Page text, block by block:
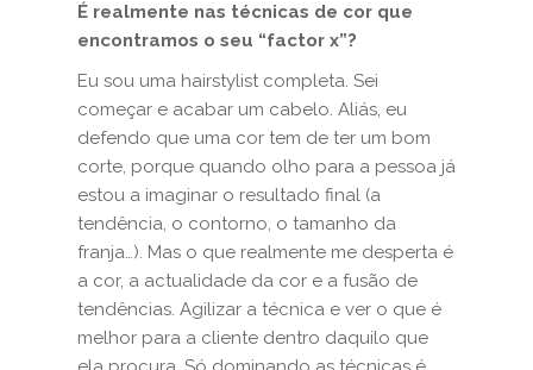
É realmente nas técnicas de cor que
encontramos o seu “factor x”?
Eu sou uma hairstylist completa. Sei
começar e acabar um cabelo. Aliás, eu
defendo que uma cor tem de ter um bom
corte, porque quando olho para a pessoa já
estou a imaginar o resultado final (a
tendência, o contorno, o tamanho da
franja…). Mas o que realmente me desperta é
a cor, a actualidade da cor e a fusão de
tendências. Agilizar a técnica e ver o que é
melhor para a cliente dentro daquilo que